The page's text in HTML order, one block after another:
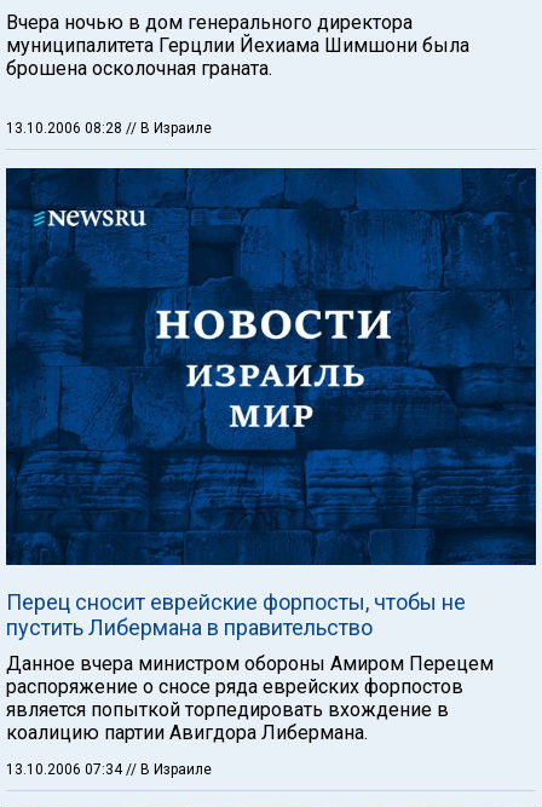
Вчера ночью в дом генерального директора
муниципалитета Герцлии Йехиама Шимшони была
брошена осколочная граната.
13.10.2006 08:28 // В Израиле
Перец сносит еврейские форпосты, чтобы не
пустить Либермана в правительство
Данное вчера министром обороны Амиром Перецем
распоряжение о сносе ряда еврейских форпостов
является попыткой торпедировать вхождение в
коалицию партии Авигдора Либермана.
13.10.2006 07:34// В Израиле